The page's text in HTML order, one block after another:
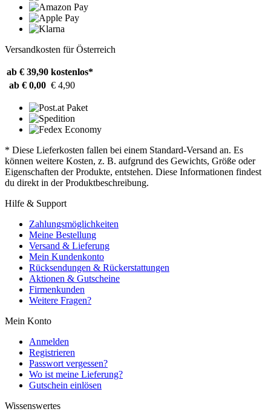
Versandkosten für Österreich
ab € 39,90 kostenlos*
ab € 0,00 € 4,90
* Diese Lieferkosten fallen bei einem Standard-Versand an. Es
können weitere Kosten, z. B. aufgrund des Gewichts, Größe oder
Eigenschaften der Produkte, entstehen. Diese Informationen findest
du direkt in der Produktbeschreibung.
Hilfe & Support
Zahlungsmöglichkeiten
Meine Bestellung
Versand & Lieferung
Mein Kundenkonto
Rücksendungen & Rückerstattungen
Aktionen & Gutscheine
Firmenkunden
Weitere Fragen?
Mein Konto
Anmelden
Registrieren
Passwort vergessen?
Wo ist meine Lieferung?
Gutschein einlösen
Wissenswertes